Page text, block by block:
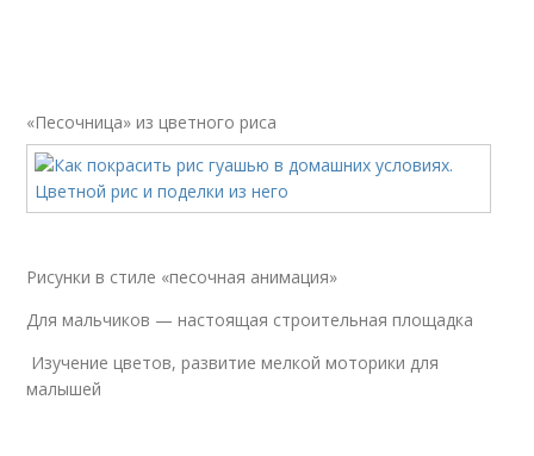
«Песочница» из цветного риса
Рисунки в стиле «песочная анимация»
Для мальчиков — настоящая строительная площадка
Изучение цветов, развитие мелкой моторики для
малышей